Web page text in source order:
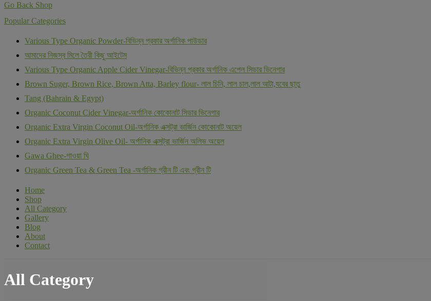
Go Back Shop
Popular Categories
Various Type Organic Powder-বিভিন্ন প্রকার অর্গানিক পাউডার
আমাদের নিজস্ব মিলে তৈরী কিছু আইটেম
Various Type Organic Apple Cider Vinegar-বিভিন্ন প্রকার অর্গানিক এপেল সিডার ভিনেগার
Brown Suger, Brown Rice, Brown Atta, Barley flour- লাল চিনি, লাল চাল,লাল আটা,যবের ছাতু
Tang (Bahrain & Egypt)
Organic Coconut Cider Vinegar-অর্গানিক কোকোনাট সিডার ভিনেগার
Organic Extra Virgin Coconut Oil-অর্গানিক এক্সট্রা ভার্জিন কোকোনাট অয়েল
Organic Extra Virgin Olive Oil- অর্গানিক এক্সট্রা ভার্জিন অলিভ অয়েল
Gawa Ghee-গাওয়া ঘি
Organic Green Tea & Green Tea -অর্গানিক গ্রীন টি এবং গ্রীন টি
Home
Shop
All Category
Gallery
Blog
About
Contact
All Category